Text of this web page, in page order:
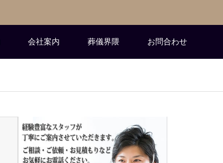
会社案内 葬儀界隈 お問合わせ